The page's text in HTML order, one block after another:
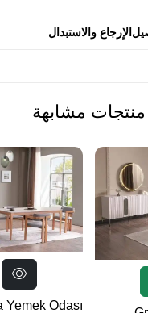
الإرجاع والاستبدال
منتجات مشابهة
Yemek Odası